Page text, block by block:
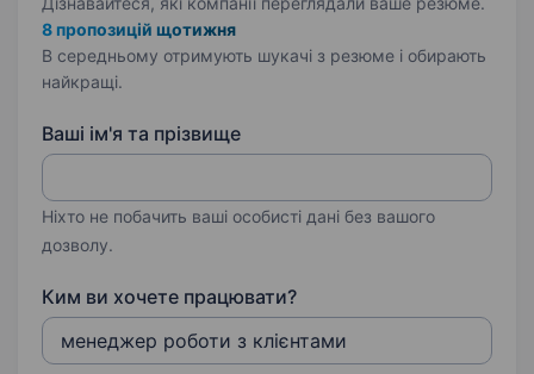
8 пропозицій щотижня
В середньому отримують шукачі з резюме і обирають
найкращі.
Ваші ім'я та прізвище
Ніхто не побачить ваші особисті дані без вашого
дозволу.
Ким ви хочете працювати?